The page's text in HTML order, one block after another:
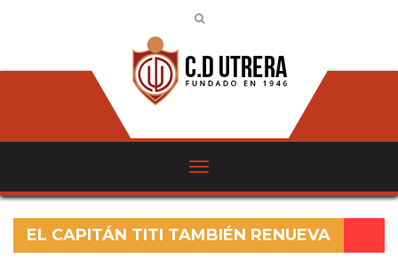
EL CAPITÁN TITI TAMBIÉN RENUEVA